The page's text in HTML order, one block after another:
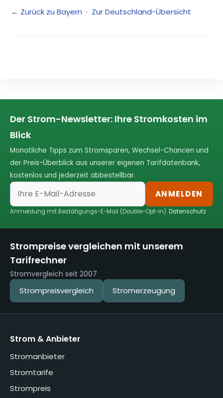
← Zurück zu Bayern · Zur Deutschland-Übersicht
Der Strom-Newsletter: Ihre Stromkosten im
Blick
Monatliche Tipps zum Stromsparen, Wechsel-Chancen und
der Preis-Überblick aus unserer eigenen Tarifdatenbank,
kostenlos und jederzeit abbestellbar.
ANMELDEN
Anmeldung mit Bestätigungs-E-Mail (Double-Opt-in).Datenschutz
Strompreise vergleichen mit unserem
Tarifrechner
Stromvergleich seit 2007
Strompreisvergleich Stromerzeugung
Strom & Anbieter
Stromanbieter
Stromtarife
Strompreis